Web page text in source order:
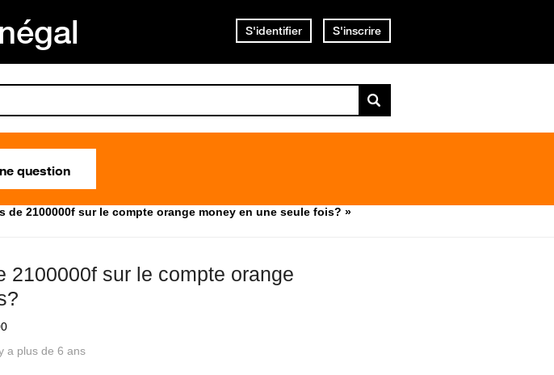
S'identifier S'inscrire
question
de 2100000f sur le compte orange money en une seule fois? »
2100000f sur le compte orange
a plus de 6 ans